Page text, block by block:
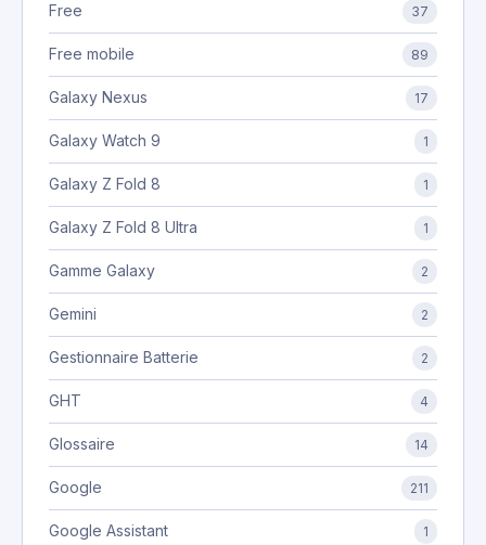
Free 37
Free mobile 89
Galaxy Nexus 17
Galaxy Watch 9 1
Galaxy Z Fold 8 1
Galaxy Z Fold 8 Ultra 1
Gamme Galaxy 2
Gemini 2
Gestionnaire Batterie 2
GHT 4
Glossaire 14
Google 211
Google Assistant 1